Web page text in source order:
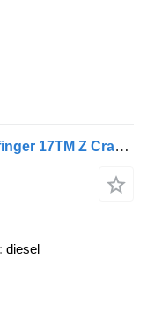
MAN TGS 26.360 6X2 NL-Truck Palfinger 17TM Z Crane Kran 21 tons VDL
diesel